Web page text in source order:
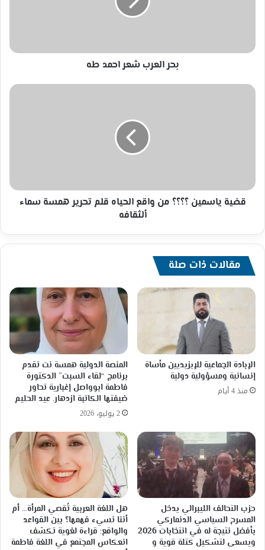
بحر العرب شعر احمد طه
قضية
همسة
سماء
قضية ياسمين ؟؟؟؟ من واقع الحياه قلم تحرير همسة سماء
ألثقافه
مقالات ذات صلة
الإبادة الجماعية للإيزيديين مأساة
إنسانية ومسؤولية دولية
منذ 4 أيام
المنصة الدولية همسة نت تقدم
برنامج “لقاء السبت” الدكتورة
فاطمة ابوواصل إغبارية تحاور
ضيفتها الكاتبة ازدهار. عيد الحليم
2 يوليو، 2026
حزب التحالف الليبرالي يدخل
المسرح السياسي الدنماركي
بأفضل نتيجة له في انتخابات 2026
ويسعى لتشكيل كتلة قوية و
هل اللغة العربية تُقصي المرأة… أم
أننا نسيء فهمها؟ بين القواعد
والواقع: قراءة لغوية تكشف
انعكاس المجتمع في اللغة فاطمة